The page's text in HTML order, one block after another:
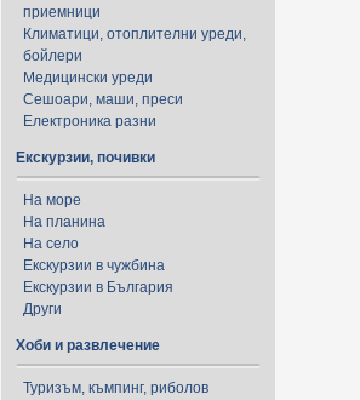
приемници
Климатици, отоплителни уреди,
бойлери
Медицински уреди
Сешоари, маши, преси
Електроника разни
Екскурзии, почивки
На море
На планина
На село
Екскурзии в чужбина
Екскурзии в България
Други
Хоби и развлечение
Туризъм, къмпинг, риболов